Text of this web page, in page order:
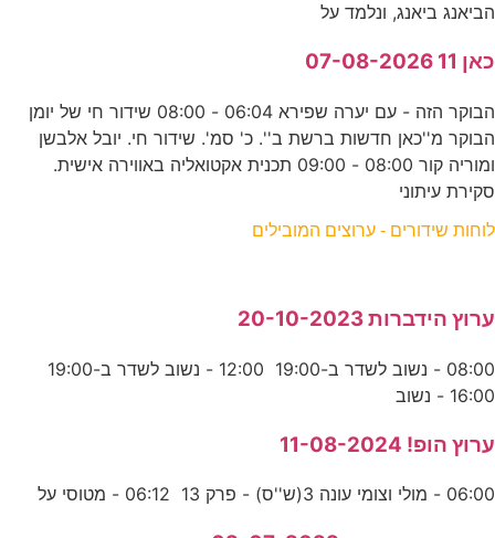
הביאנג ביאנג, ונלמד על
כאן 11 07-08-2026
הבוקר הזה - עם יערה שפירא 06:04 - 08:00 שידור חי של יומן
הבוקר מ''כאן חדשות ברשת ב''. כ' סמ'. שידור חי. יובל אלבשן
ומוריה קור 08:00 - 09:00 תכנית אקטואליה באווירה אישית.
סקירת עיתוני
לוחות שידורים - ערוצים המובילים
ערוץ הידברות 20-10-2023
16:00 - נשוב
ערוץ הופ! 11-08-2024
06:00 - מולי וצומי עונה 3(ש''ס) - פרק 13 06:12 - מטוסי על